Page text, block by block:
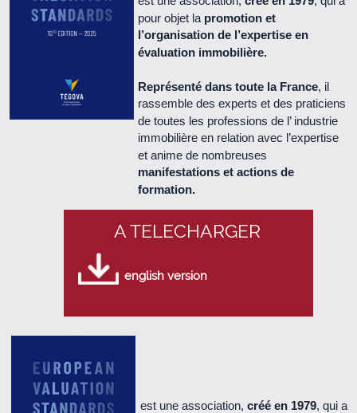
Le Cercle n° 61 - Mars 2017 (1.4 Mo)
Le Cercle n° 59 - Avril 2016 (2.2 Mo)
Le Cercle n° 58 - novembre 2015 (1.8 Mo)
Le Cercle n° 57 - juillet 2015 (2.0 Mo)
Le Cercle n° 56 - Avril 2015 (2.2 Mo)
Le Cercle n° 55 - Décembre 2014 (2.1 Mo)
Le Cercle n°52 - Mai 2014 (1.6 Mo)
pour objet la promotion et
l’organisation de l’expertise en
évaluation immobilière.
Représenté dans toute la France, il
rassemble des experts et des praticiens
de toutes les professions de l’ industrie
immobilière en relation avec l’expertise
et anime de nombreuses
manifestations et actions de
formation.
A TELECHARGER
english version
est une association, créé en 1979, qui a